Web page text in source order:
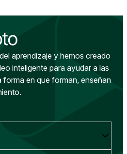
aprendizaje y hemos creado
inteligente para ayudar a las
forma en que forman, enseñan